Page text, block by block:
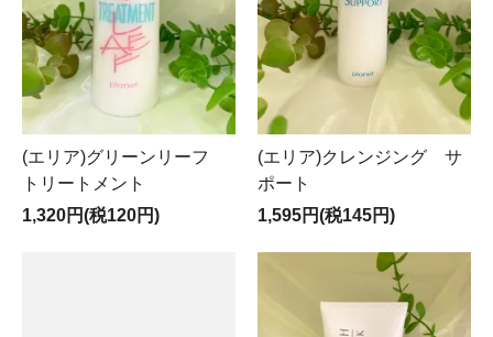
(エリア)グリーンリーフ
トリートメント
1,320円(税120円)
(エリア)クレンジング サ
ポート
1,595円(税145円)